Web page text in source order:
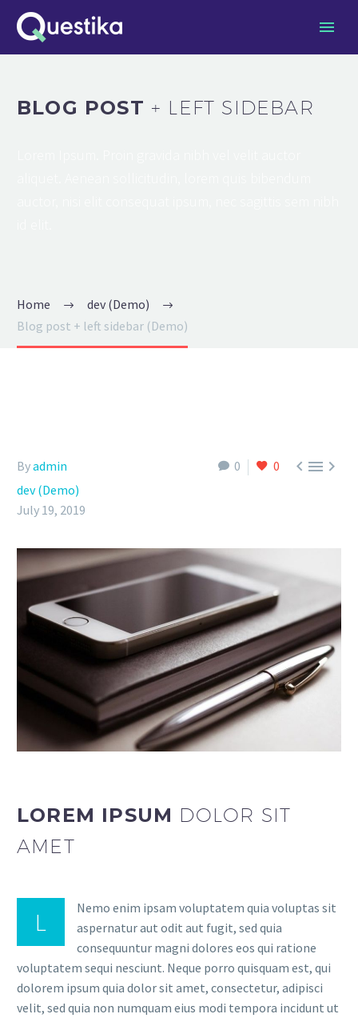
BLOG POST + LEFT SIDEBAR
Home
dev (Demo)
Blog post + left sidebar (Demo)
0 0 
Byadmin
dev (Demo)
July 19, 2019
LOREM IPSUM DOLOR SIT
AMET
L
Nemo enim ipsam voluptatem quia voluptas sit
aspernatur aut odit aut fugit, sed quia
consequuntur magni dolores eos qui ratione
voluptatem sequi nesciunt. Neque porro quisquam est, qui
dolorem ipsum quia dolor sit amet, consectetur, adipisci
velit, sed quia non numquam eius modi tempora incidunt ut